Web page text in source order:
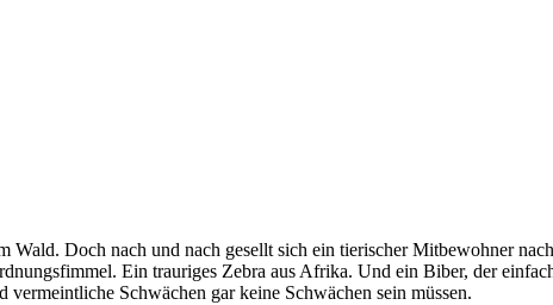
Wald. Doch nach und nach gesellt sich ein tierischer Mitbewohner
Ein trauriges Zebra aus Afrika. Und ein Biber, der
Schwächen gar keine Schwächen sein müssen.